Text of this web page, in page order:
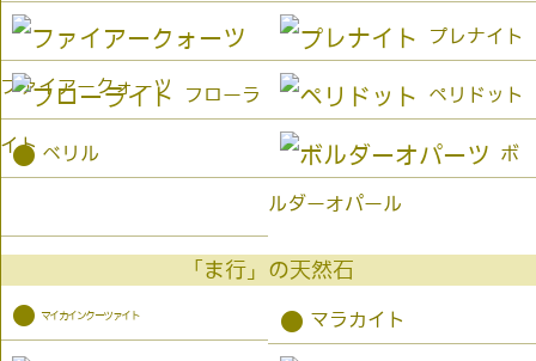
ファイアークォーツ
プレナイト
フローラ
イト
ペリドット
● ベリル ボ
ルダーオパール
「ま行」の天然石
● マイカインクーツァイト ● マラカイト